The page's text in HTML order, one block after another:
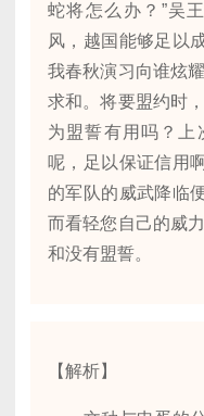
蛇将怎么办？”吴
风，越国能够足以
我春秋演习向谁炫
求和。将要盟约时
为盟誓有用吗？上
呢，足以保证信用
的军队的威武降临
而看轻您自己的威
和没有盟誓。
【解析】